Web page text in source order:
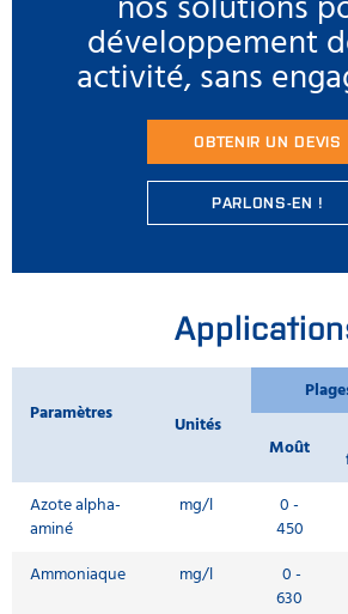
développement
activité, sans
OBTENIR UN DEVIS
PARLONS-EN !
Paramètres Unités
Moût
Azote alpha-
aminé
mg/l
0 -
450
Ammoniaque
mg/l
0 -
630